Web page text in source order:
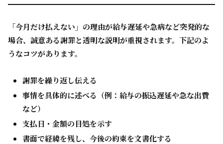
「今月だけ払えない」の理由が給与遅延や急病など突発的な
場合、誠意ある謝罪と透明な説明が重視されます。下記のよ
うなコツがあります。
謝罪を繰り返し伝える
事情を具体的に述べる（例：給与の振込遅延や急な出費
など）
支払日・金額の目処を示す
書面で経緯を残し、今後の約束を文書化する